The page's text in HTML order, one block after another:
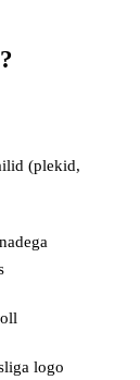
(plekid,
logo